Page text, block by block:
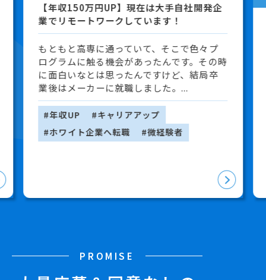
【年収150万円UP】現在は大手自社開発企
業でリモートワークしています！
もともと高専に通っていて、そこで色々プ
ログラムに触る機会があったんです。その時
に面白いなとは思ったんですけど、結局卒
業後はメーカーに就職しました。...
#年収UP
#キャリアアップ
#ホワイト企業へ転職
#微経験者
PROMISE